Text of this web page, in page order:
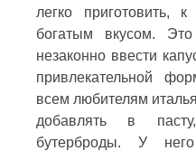
легко приготовить,
богатым вкусом.
незаконно ввести
привлекательной
всем любителям
добавлять в
бутерброды. У